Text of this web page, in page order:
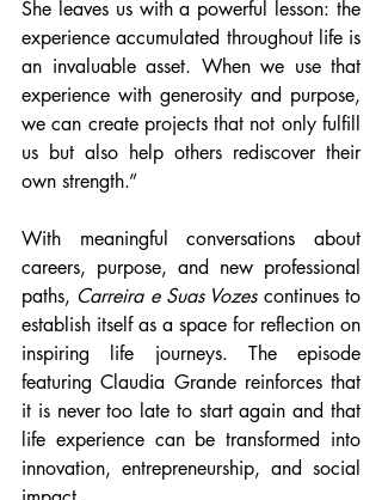
She leaves us with a powerful lesson: the
experience accumulated throughout life is
an invaluable asset. When we use that
experience with generosity and purpose,
we can create projects that not only fulfill
us but also help others rediscover their
own strength.”
With meaningful conversations about
careers, purpose, and new professional
paths, Carreira e Suas Vozes continues to
establish itself as a space for reflection on
inspiring life journeys. The episode
featuring Claudia Grande reinforces that
it is never too late to start again and that
life experience can be transformed into
innovation, entrepreneurship, and social